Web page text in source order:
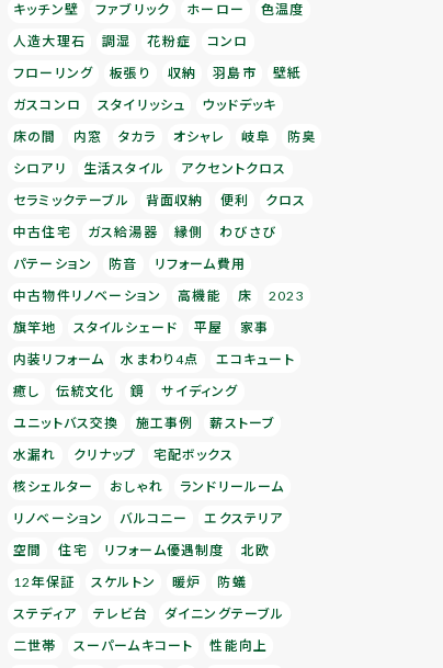
キッチン壁
ファブリック ホーロー
色温度
人造大理石
調湿 花粉症
コンロ
フローリング
板張り 収納 羽島市
壁紙
ガスコンロ
スタイリッシュ
ウッドデッキ
床の間
内窓 タカラ オシャレ 岐阜
防臭
シロアリ
生活スタイル
アクセントクロス
セラミックテーブル
背面収納 便利
クロス
中古住宅
ガス給湯器 縁側
わびさび
パテーション
防音
リフォーム費用
中古物件リノベーション
高機能 床
2023
旗竿地
スタイルシェード 平屋
家事
内装リフォーム
水まわり4点
エコキュート
癒し
伝統文化 鏡
サイディング
ユニットバス交換
施工事例
薪ストーブ
水漏れ
クリナップ
宅配ボックス
核シェルター
おしゃれ
ランドリールーム
リノベーション
バルコニー
エクステリア
空間
住宅 リフォーム優遇制度
北欧
12年保証
スケルトン 暖炉
防蟻
ステディア
テレビ台
ダイニングテーブル
二世帯
スーパームキコート 性能向上